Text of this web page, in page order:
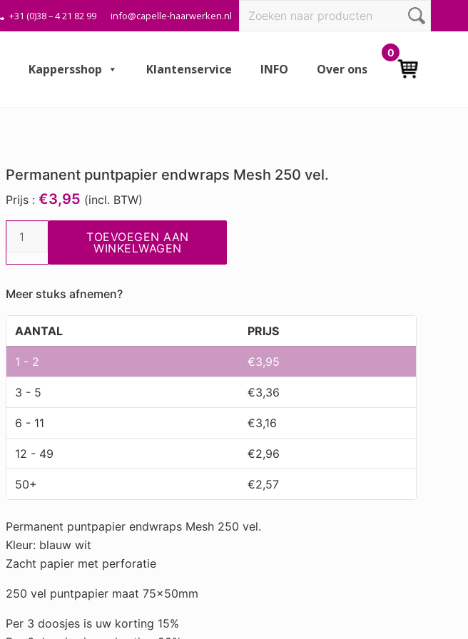
+31 (0)38 – 4 21 82 99 info@capelle-haarwerken.nl
naar:
Kappersshop Klantenservice INFO Over ons
0
Permanent puntpapier endwraps Mesh 250 vel.
Prijs : €3,95 (incl. BTW)
Permanent
endwraps
TOEVOEGEN AAN
WINKELWAGEN
Meer stuks afnemen?
AANTAL PRIJS
1 - 2 €3,95
3 - 5 €3,36
6 - 11 €3,16
12 - 49 €2,96
50+ €2,57
Permanent puntpapier endwraps Mesh 250 vel.
Kleur: blauw wit
Zacht papier met perforatie
250 vel puntpapier maat 75x50mm
Per 3 doosjes is uw korting 15%